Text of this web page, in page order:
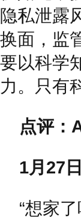
隐私泄露
换面，监
要以科学
力。只有
点评：
1月27日
“想家